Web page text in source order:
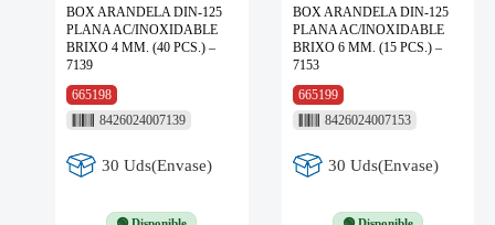
BOX ARANDELA DIN-125
PLANA AC/INOXIDABLE
BRIXO 4 MM. (40 PCS.) –
7139
665198
8426024007139
30 Uds(Envase)
BOX ARANDELA DIN-125
PLANA AC/INOXIDABLE
BRIXO 6 MM. (15 PCS.) –
7153
665199
8426024007153
30 Uds(Envase)